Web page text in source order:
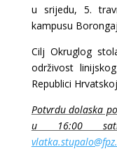
u srijedu, 5.
kampusu
Cilj Okruglog
održivost
Republici
Potvrdu dolaska
u 16:00 sati